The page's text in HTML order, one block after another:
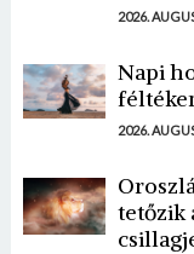
2026.
Napi
2026.
tetőzik